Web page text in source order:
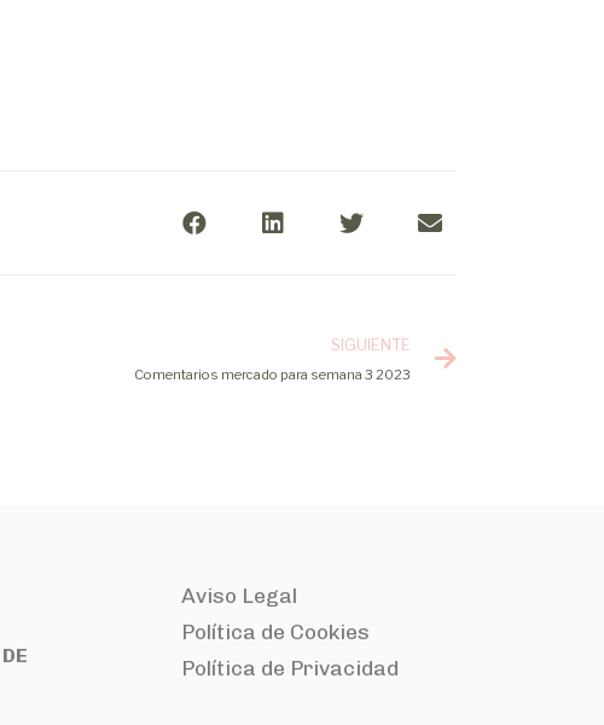
SIGUIENTE
Comentarios mercado para semana 3 2023
Aviso Legal
Política de Cookies
Política de Privacidad